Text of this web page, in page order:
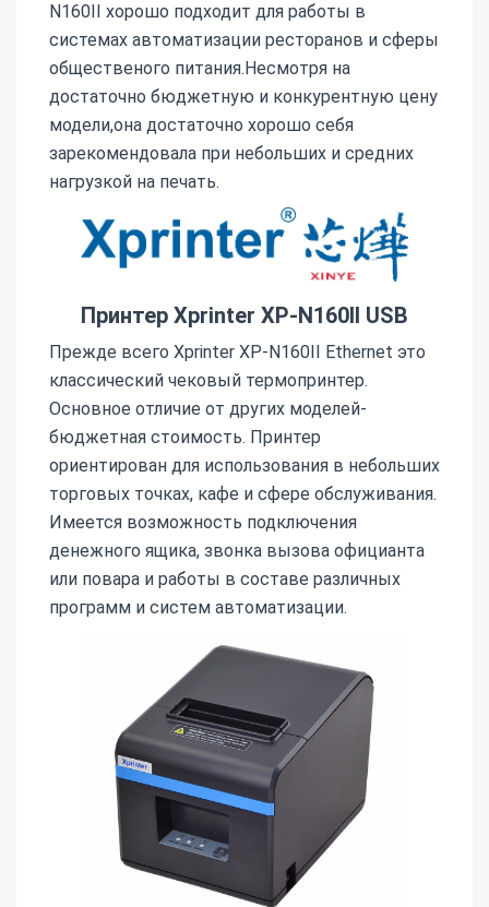
N160II хорошо подходит для работы в
системах автоматизации ресторанов и сферы
общественого питания.Несмотря на
достаточно бюджетную и конкурентную цену
модели,она достаточно хорошо себя
зарекомендовала при небольших и средних
нагрузкой на печать.
Принтер Xprinter XP-N160II USB
Прежде всего Xprinter XP-N160II Ethernet это
классический чековый термопринтер.
Основное отличие от других моделей-
бюджетная стоимость. Принтер
ориентирован для использования в небольших
торговых точках, кафе и сфере обслуживания.
Имеется возможность подключения
денежного ящика, звонка вызова официанта
или повара и работы в составе различных
программ и систем автоматизации.